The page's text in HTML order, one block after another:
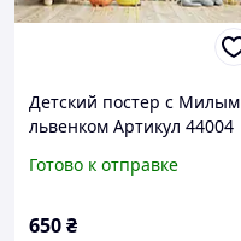
Детский постер с Милым
львенком Артикул 44004
Готово к отправке
650₴